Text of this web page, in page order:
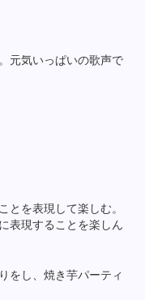
元気いっぱいの歌声で
とを表現して楽しむ。
表現することを楽しん
をし、焼き芋パーティ